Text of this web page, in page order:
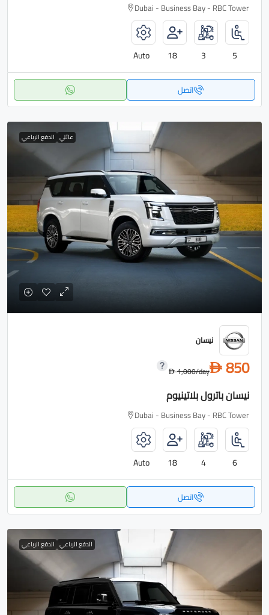
Dubai - Business Bay - RBC Tower
5
3
18
Auto
اتصل
عائلي الدفع الرباعي
نيسان
D 850
D1,000/day
نيسان باترول بلاتينيوم
Dubai - Business Bay - RBC Tower
6
4
18
Auto
اتصل
الدفع الرباعي الدفع الرباعي